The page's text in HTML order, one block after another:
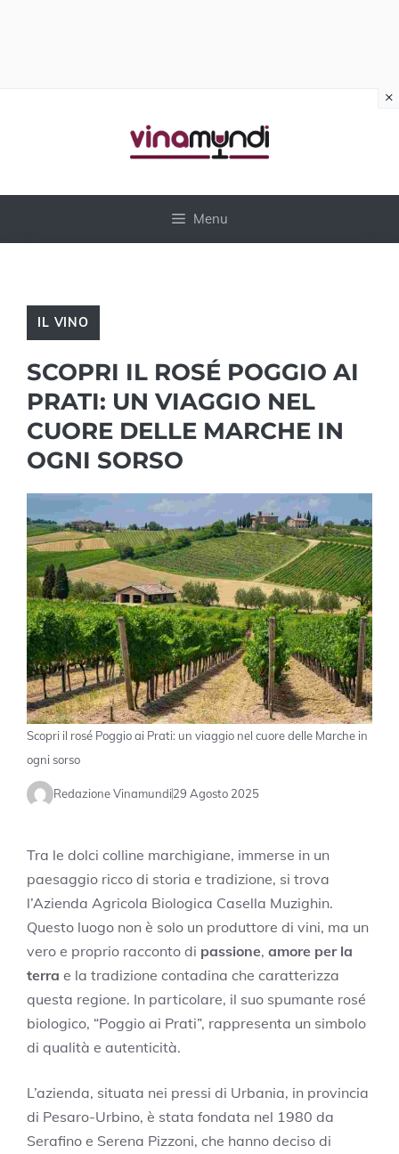
Menu
IL VINO
SCOPRI IL ROSÉ POGGIO AI
PRATI: UN VIAGGIO NEL
CUORE DELLE MARCHE IN
OGNI SORSO
Scopri il rosé Poggio ai Prati: un viaggio nel cuore delle Marche in
ogni sorso
Redazione Vinamundi29 Agosto 2025
Tra le dolci colline marchigiane, immerse in un
paesaggio ricco di storia e tradizione, si trova
l’Azienda Agricola Biologica Casella Muzighin.
Questo luogo non è solo un produttore di vini, ma un
vero e proprio racconto di passione, amore per la
terra e la tradizione contadina che caratterizza
questa regione. In particolare, il suo spumante rosé
biologico, “Poggio ai Prati”, rappresenta un simbolo
di qualità e autenticità.
L’azienda, situata nei pressi di Urbania, in provincia
di Pesaro-Urbino, è stata fondata nel 1980 da
Serafino e Serena Pizzoni, che hanno deciso di
×